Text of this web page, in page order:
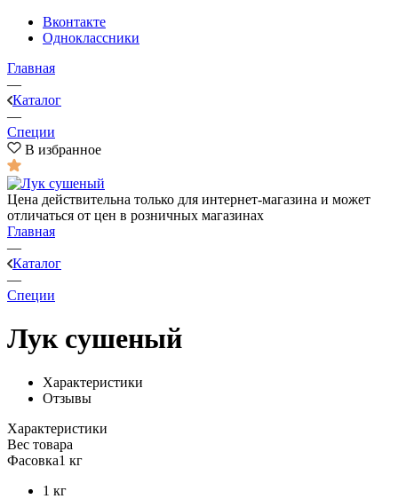
Вконтакте
Одноклассники
Главная
—
Каталог
—
Специи
В избранное
Цена действительна только для интернет-магазина и может
отличаться от цен в розничных магазинах
Главная
—
Каталог
—
Специи
Лук сушеный
Характеристики
Отзывы
Характеристики
Вес товара
Фасовка1 кг
1 кг